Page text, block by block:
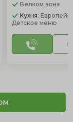
Велком зона
Кухня:
Детское меню